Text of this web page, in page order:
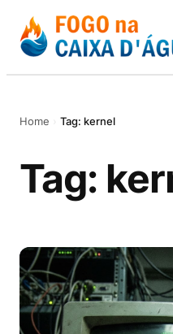
Pular
para
o
Home Tag: kernel
Tag: